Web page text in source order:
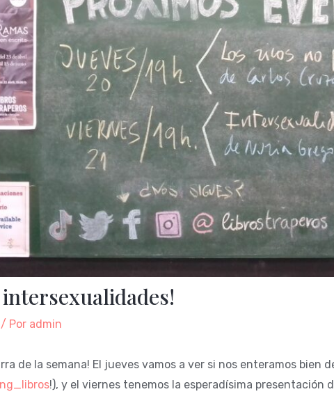
intersexualidades!
/ Por admin
de la semana! El jueves vamos a ver si nos enteramos bien
!), y el viernes tenemos la esperadísima presentación